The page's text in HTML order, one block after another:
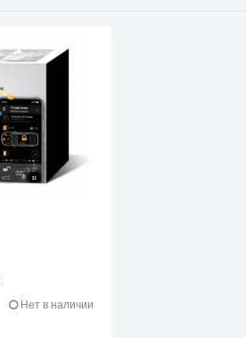
Нет в наличии